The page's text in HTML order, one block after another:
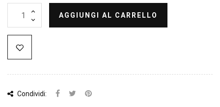
AGGIUNGI AL CARRELLO
Condividi: